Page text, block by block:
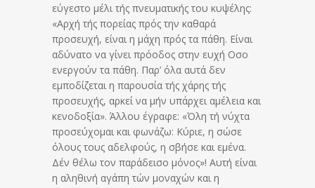
εύγεστο μέλι τής πνευματικής του κυψέλης:
«Αρχή τής πορείας πρός την καθαρά
προσευχή, είναι η μάχη πρός τα πάθη. Είναι
αδύνατο να γίνει πρόοδος στην ευχή Οσο
ενεργούν τα πάθη. Παρ’ όλα αυτά δεν
εμποδίζεται η παρουσία τής χάρης τής
προσευχής, αρκεί να μήν υπάρχει αμέλεια και
κενοδοξία». Άλλου έγραφε: «Όλη τή νύχτα
προσεύχομαι και φωνάζω: Κύριε, η σώσε
όλους τους αδελφούς, η σβήσε και εμένα.
Δέν θέλω τον παράδεισο μόνος»! Αυτή είναι
η αληθινή αγάπη τών μοναχών και η